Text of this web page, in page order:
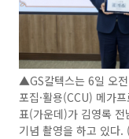
▲GS칼텍스는 6일 오
포집·활용(CCU) 메가
표(가운데)가 김영록
기념 촬영을 하고 있다.